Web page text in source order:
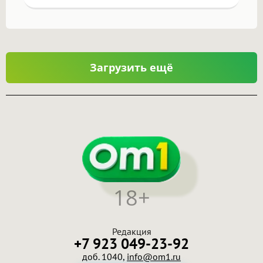
Загрузить ещё
Редакция
+7 923 049-23-92
доб. 1040, info@om1.ru
18+